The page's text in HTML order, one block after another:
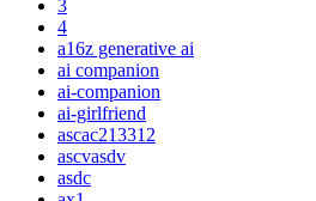
3
4
a16z generative ai
ai companion
ai-companion
ai-girlfriend
ascac213312
ascvasdv
asdc